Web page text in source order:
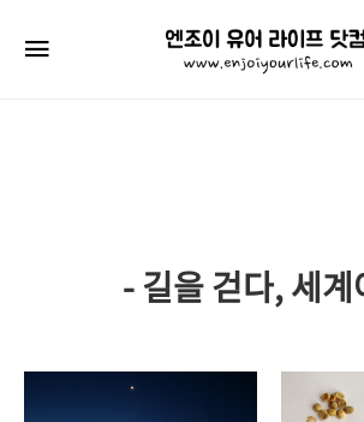
엔
조
이
닷
- 길을 걷다, 세계